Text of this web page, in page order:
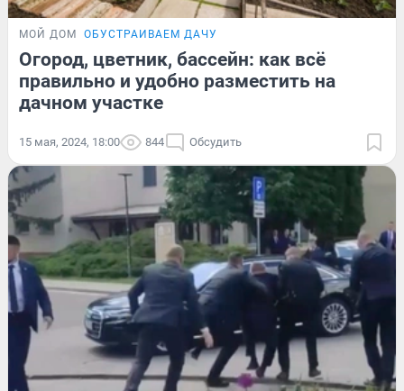
МОЙ ДОМ ОБУСТРАИВАЕМ ДАЧУ
Огород, цветник, бассейн: как всё
правильно и удобно разместить на
дачном участке
15 мая, 2024, 18:00 844 Обсудить